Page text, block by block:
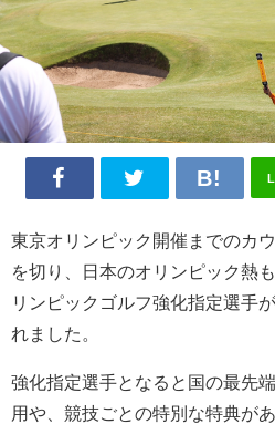
東京オリンピック開催までのカ
を切り、日本のオリンピック熱
リンピックゴルフ強化指定選手
れました。
強化指定選手となると国の最先
用や、競技ごとの特別な特典が